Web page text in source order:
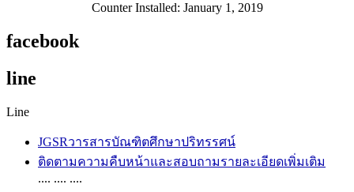
Counter Installed: January 1, 2019
facebook
line
Line
JGSRวารสารบัณฑิตศึกษาปริทรรศน์
ติดตามความคืบหน้าและสอบถามรายละเอียดเพิ่มเติม
.... .... ....